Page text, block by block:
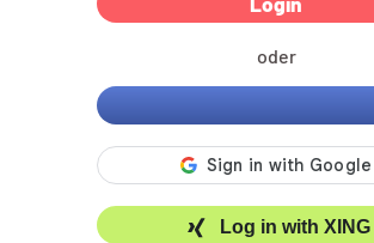
oder
Log in with XING